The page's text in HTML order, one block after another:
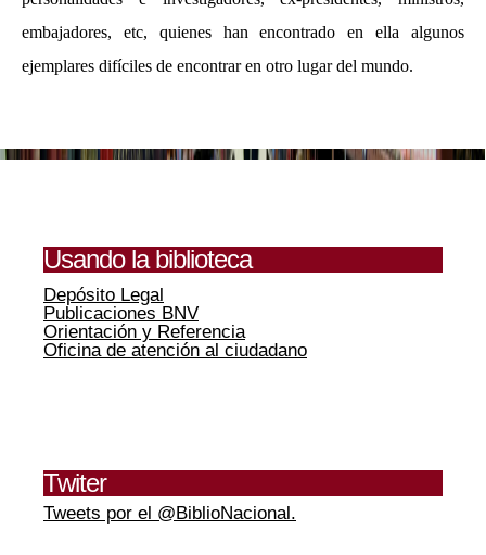
embajadores, etc, quienes han encontrado en ella algunos
ejemplares difíciles de encontrar en otro lugar del mundo.
Usando la biblioteca
Depósito Legal
Publicaciones BNV
Orientación y Referencia
Oficina de atención al ciudadano
Twiter
Tweets por el @BiblioNacional.